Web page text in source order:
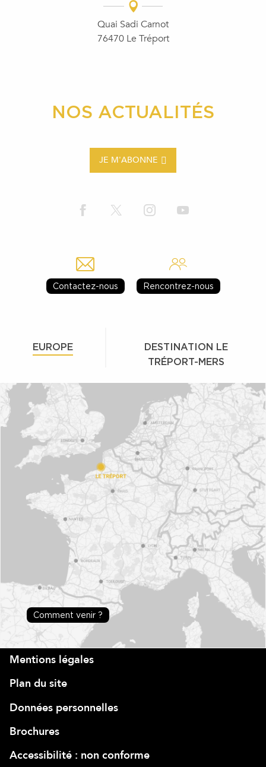
Quai Sadi Carnot
76470 Le Tréport
NOS ACTUALITÉS
JE M'ABONNE
Contactez-nous Rencontrez-nous
EUROPE
DESTINATION LE
TRÉPORT-MERS
Comment venir ?
Mentions légales
Plan du site
Données personnelles
Brochures
Accessibilité : non conforme